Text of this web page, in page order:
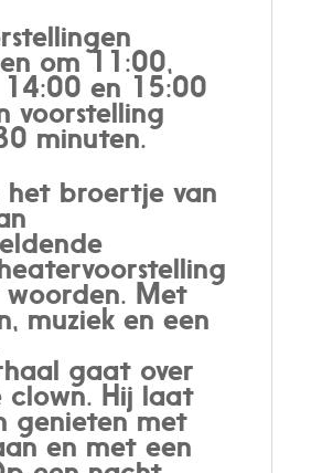
om 11:00,
en 15:00
voorstelling
minuten.
het broertje van
woorden. Met
muziek en een
gaat over
clown. Hij laat
genieten met
en met een